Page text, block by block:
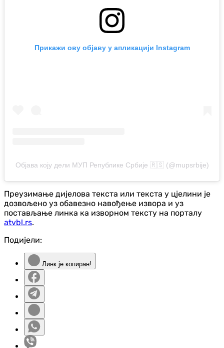
Прикажи ову објаву у апликацији Instagram
Објава коју дели МУП Републике Србије 🇷🇸 (@mupsrbije)
Преузимање дијелова текста или текста у цјелини је
дозвољено уз обавезно навођење извора и уз
постављање линка ка изворном тексту на порталу
atvbl.rs.
Подијели:
Линк је копиран!